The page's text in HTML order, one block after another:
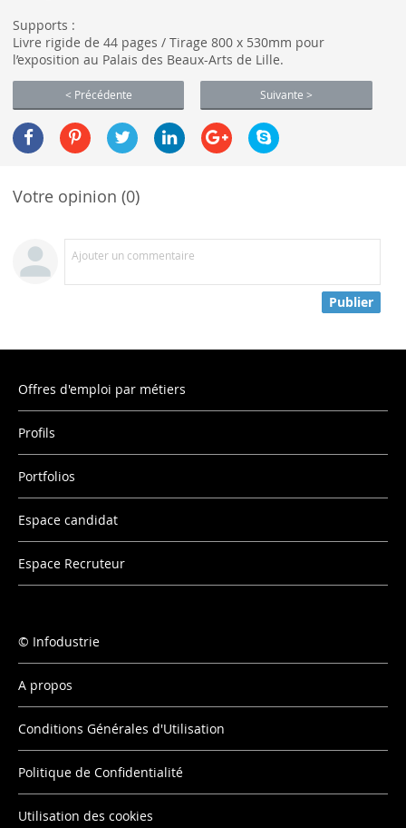
Supports :
Livre rigide de 44 pages / Tirage 800 x 530mm pour
l’exposition au Palais des Beaux-Arts de Lille.
< Précédente Suivante >
Votre opinion (0)
Ajouter un commentaire
Publier
Offres d'emploi par métiers
Profils
Portfolios
Espace candidat
Espace Recruteur
Infodustrie
A propos
Conditions Générales d'Utilisation
Politique de Confidentialité
Utilisation des cookies